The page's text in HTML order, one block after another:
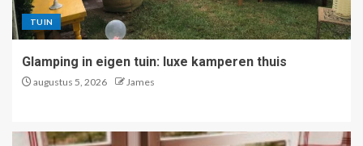
3
Kleur van het jaar 2026:
TUIN
Glamping in eigen tuin: luxe kamperen thuis
augustus 5, 2026 James